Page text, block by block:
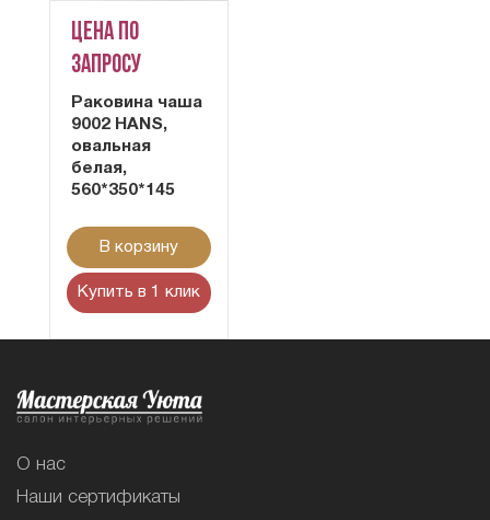
Цена по
запросу
Раковина чаша
9002 HANS,
овальная
белая,
560*350*145
В корзину
Купить в 1 клик
О нас
Наши сертификаты